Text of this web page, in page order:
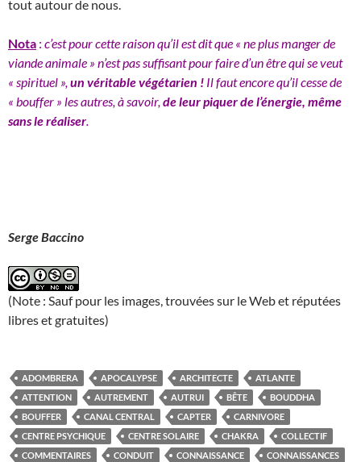
tout autour de nous.
Nota : c’est pour cette raison qu’il est dit que « ne plus manger de
viande animale » n’est pas suffisant pour faire d’un être qui se veut
« spirituel », un véritable végétarien ! Il faut encore qu’il cesse de
« bouffer » les autres, à savoir, de leur piquer de l’énergie, même
sans le réaliser
Serge Baccino
(Note : Sauf pour les images, trouvées sur le Web et réputées
libres et gratuites)
ADOMBRERA APOCALYPSE ARCHITECTE
ATLANTE
ATTENTION
AUTREMENT AUTRUI BÊTE
BOUDDHA
BOUFFER
CANAL CENTRAL CAPTER
CARNIVORE
CENTRE PSYCHIQUE
CENTRE SOLAIRE CHAKRA
COLLECTIF
COMMENTAIRES
CONDUIT CONNAISSANCE CONNAISSANCES